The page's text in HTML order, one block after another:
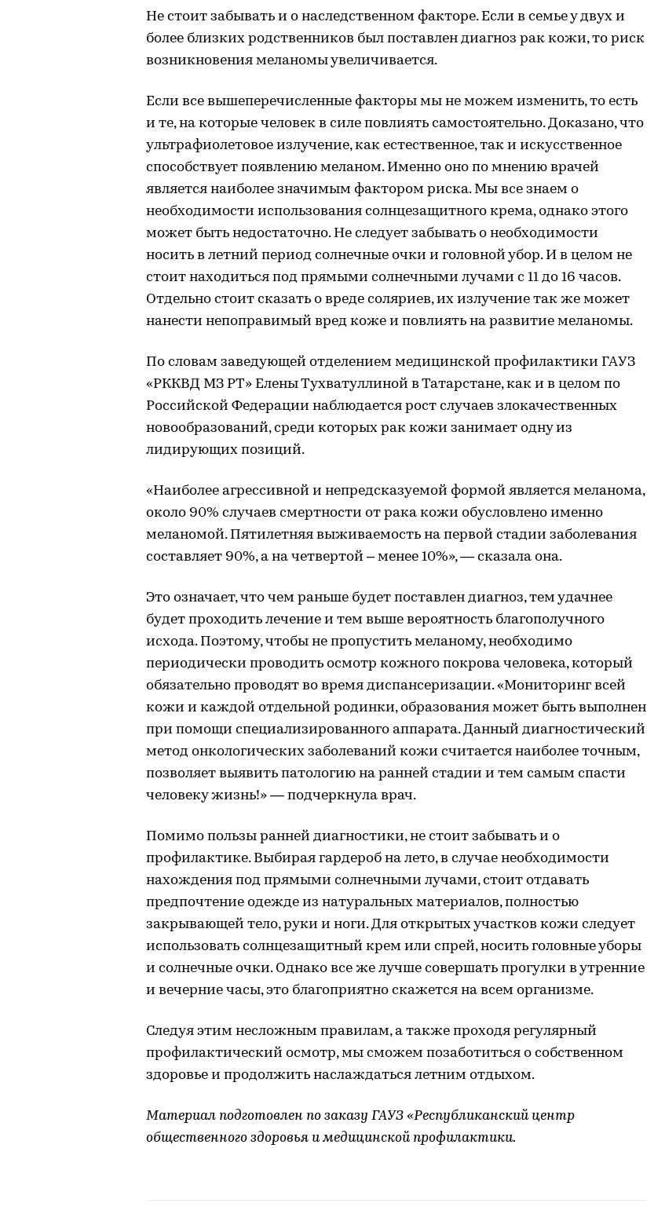
Не стоит забывать и о наследственном факторе. Если в семье у двух и
более близких родственников был поставлен диагноз рак кожи, то риск
возникновения меланомы увеличивается.
Если все вышеперечисленные факторы мы не можем изменить, то есть
и те, на которые человек в силе повлиять самостоятельно. Доказано, что
ультрафиолетовое излучение, как естественное, так и искусственное
способствует появлению меланом. Именно оно по мнению врачей
является наиболее значимым фактором риска. Мы все знаем о
необходимости использования солнцезащитного крема, однако этого
может быть недостаточно. Не следует забывать о необходимости
носить в летний период солнечные очки и головной убор. И в целом не
стоит находиться под прямыми солнечными лучами с 11 до 16 часов.
Отдельно стоит сказать о вреде соляриев, их излучение так же может
нанести непоправимый вред коже и повлиять на развитие меланомы.
По словам заведующей отделением медицинской профилактики ГАУЗ
«РККВД МЗ РТ» Елены Тухватуллиной в Татарстане, как и в целом по
Российской Федерации наблюдается рост случаев злокачественных
новообразований, среди которых рак кожи занимает одну из
лидирующих позиций.
«Наиболее агрессивной и непредсказуемой формой является меланома,
около 90% случаев смертности от рака кожи обусловлено именно
меланомой. Пятилетняя выживаемость на первой стадии заболевания
составляет 90%, а на четвертой – менее 10%», — сказала она.
Это означает, что чем раньше будет поставлен диагноз, тем удачнее
будет проходить лечение и тем выше вероятность благополучного
исхода. Поэтому, чтобы не пропустить меланому, необходимо
периодически проводить осмотр кожного покрова человека, который
обязательно проводят во время диспансеризации. «Мониторинг всей
кожи и каждой отдельной родинки, образования может быть выполнен
при помощи специализированного аппарата. Данный диагностический
метод онкологических заболеваний кожи считается наиболее точным,
позволяет выявить патологию на ранней стадии и тем самым спасти
человеку жизнь!» — подчеркнула врач.
Помимо пользы ранней диагностики, не стоит забывать и о
профилактике. Выбирая гардероб на лето, в случае необходимости
нахождения под прямыми солнечными лучами, стоит отдавать
предпочтение одежде из натуральных материалов, полностью
закрывающей тело, руки и ноги. Для открытых участков кожи следует
использовать солнцезащитный крем или спрей, носить головные уборы
и солнечные очки. Однако все же лучше совершать прогулки в утренние
и вечерние часы, это благоприятно скажется на всем организме.
Следуя этим несложным правилам, а также проходя регулярный
профилактический осмотр, мы сможем позаботиться о собственном
здоровье и продолжить наслаждаться летним отдыхом.
Материал подготовлен по заказу ГАУЗ «Республиканский центр
общественного здоровья и медицинской профилактики.